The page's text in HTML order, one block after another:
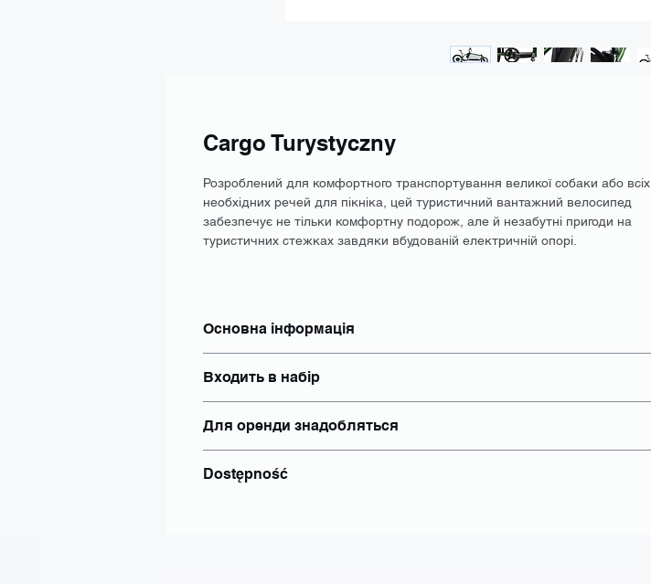
Cargo Turystyczny
Розроблений для комфортного транспортування великої собаки або всіх
необхідних речей для пікніка, цей туристичний вантажний велосипед
забезпечує не тільки комфортну подорож, але й незабутні пригоди на
туристичних стежках завдяки вбудованій електричній опорі.
Основна інформація
Розмір: M-L (165-195)
Гальма: Гідравлічні дискові
Електропривод: так
Входить в набір
Зарядний пристрій: вибирайте окремо
Замок: Abus
Задній замок: так
Шолом: Так
Для оренди знадобляться
номер PESEL, якщо його видано;
Dostępność